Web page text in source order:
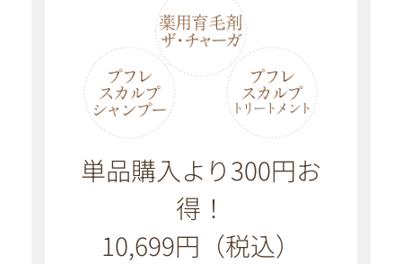
単品購入より300円お
得！
10,699円（税込）